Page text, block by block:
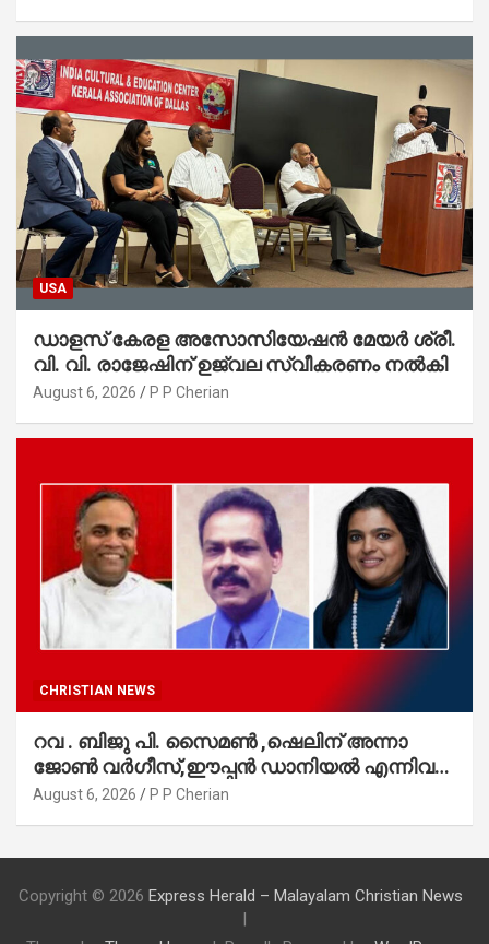
USA
ഡാളസ് കേരള അസോസിയേഷൻ മേയർ ശ്രീ.
വി. വി. രാജേഷിന് ഉജ്വല സ്വീകരണം നൽകി
August 6, 2026 P P Cherian
CHRISTIAN NEWS
റവ . ബിജു പി. സൈമൺ ,ഷെലിന് അന്നാ
ജോൺ വർഗീസ്,ഈപ്പൻ ഡാനിയൽ എന്നിവർ
മാർത്തോമാ സഭാ കൗൺസിലിലേക്കു
August 6, 2026 P P Cherian
Copyright © 2026 Express Herald – Malayalam Christian News